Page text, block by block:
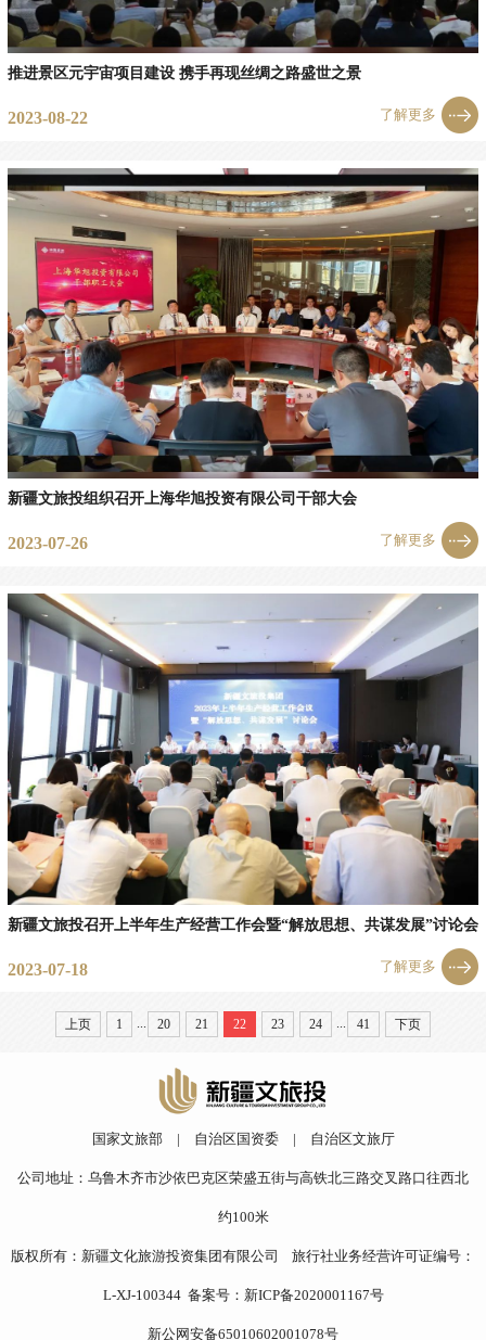
推进景区元宇宙项目建设 携手再现丝绸之路盛世之景
2023-08-22 了解更多
新疆文旅投组织召开上海华旭投资有限公司干部大会
2023-07-26 了解更多
新疆文旅投召开上半年生产经营工作会暨“解放思想、共谋发展”讨论会
2023-07-18 了解更多
上页 1 ... 20 21 22 23 24 ... 41 下页
国家文旅部 自治区国资委 自治区文旅厅
公司地址：乌鲁木齐市沙依巴克区荣盛五街与高铁北三路交叉路口往西北
约100米
版权所有：新疆文化旅游投资集团有限公司 旅行社业务经营许可证编号：
L-XJ-100344 备案号： 新ICP备2020001167号
新公网安备65010602001078号